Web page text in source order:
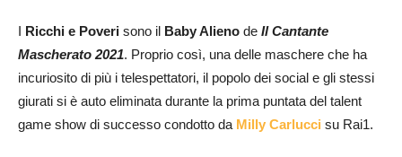
I Ricchi e Poveri sono il Baby Alieno de Il Cantante
Mascherato 2021. Proprio così, una delle maschere che ha
incuriosito di più i telespettatori, il popolo dei social e gli stessi
giurati si è auto eliminata durante la prima puntata del talent
game show di successo condotto da Milly Carlucci su Rai1.